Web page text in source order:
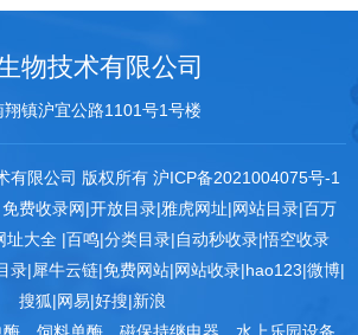
物技术有限公司
镇沪宜公路1101号1号楼
有限公司 版权所有 沪ICP备2021004075号-1
免费收录网|开放目录|雅虎网址|网站目录|百万
址大全 |百鸣|分类目录|自动秒收录|悟空收录
录|犀牛云链|免费网站|网站收录|hao123|微博|
搜狐|网易|好搜|新浪